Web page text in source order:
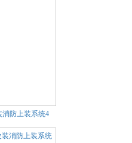
防上装系统4